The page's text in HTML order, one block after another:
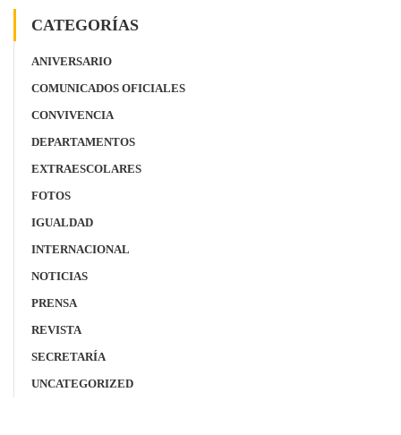
CATEGORÍAS
ANIVERSARIO
COMUNICADOS OFICIALES
CONVIVENCIA
DEPARTAMENTOS
EXTRAESCOLARES
FOTOS
IGUALDAD
INTERNACIONAL
NOTICIAS
PRENSA
REVISTA
SECRETARÍA
UNCATEGORIZED